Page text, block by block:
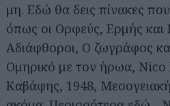
μη. Εδώ θα δεις πίνακες
όπως οι Ορφεύς, Ερμής και
Αδιάφθοροι, Ο ζωγράφος
Ομηρικό με τον ήρωα,
Καβάφης, 1948,